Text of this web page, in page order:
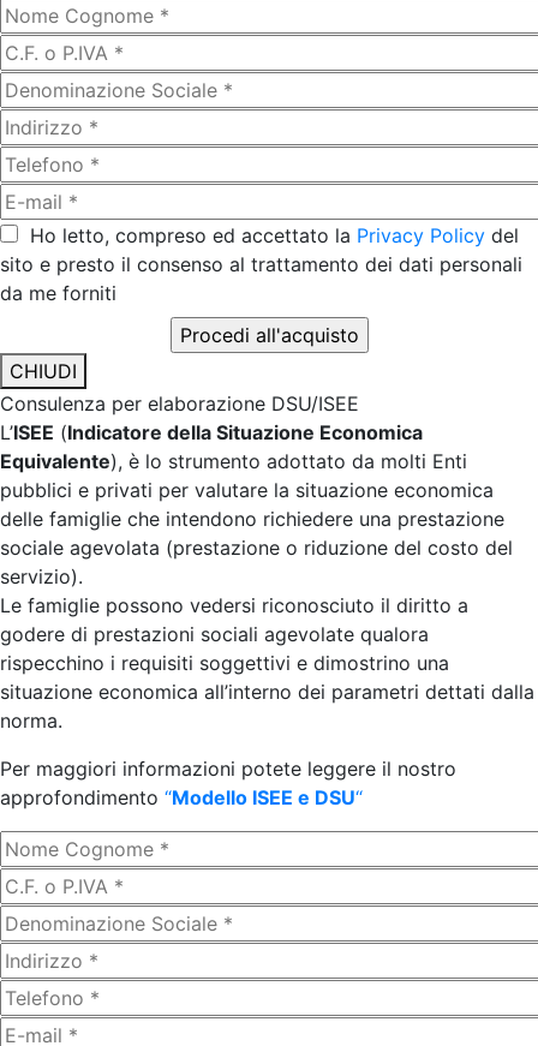
Ho letto, compreso ed accettato la Privacy Policy del
sito e presto il consenso al trattamento dei dati personali
da me forniti
CHIUDI
Consulenza per elaborazione DSU/ISEE
L’ISEE (Indicatore della Situazione Economica
Equivalente), è lo strumento adottato da molti Enti
pubblici e privati per valutare la situazione economica
delle famiglie che intendono richiedere una prestazione
sociale agevolata (prestazione o riduzione del costo del
servizio).
Le famiglie possono vedersi riconosciuto il diritto a
godere di prestazioni sociali agevolate qualora
rispecchino i requisiti soggettivi e dimostrino una
situazione economica all’interno dei parametri dettati dalla
norma.
Per maggiori informazioni potete leggere il nostro
approfondimento “Modello ISEE e DSU“